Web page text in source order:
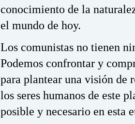
conocimiento de la
el mundo de hoy.
Los comunistas no tienen
Podemos confrontar y
para plantear una visión de
los seres humanos de este
posible y necesario en esta